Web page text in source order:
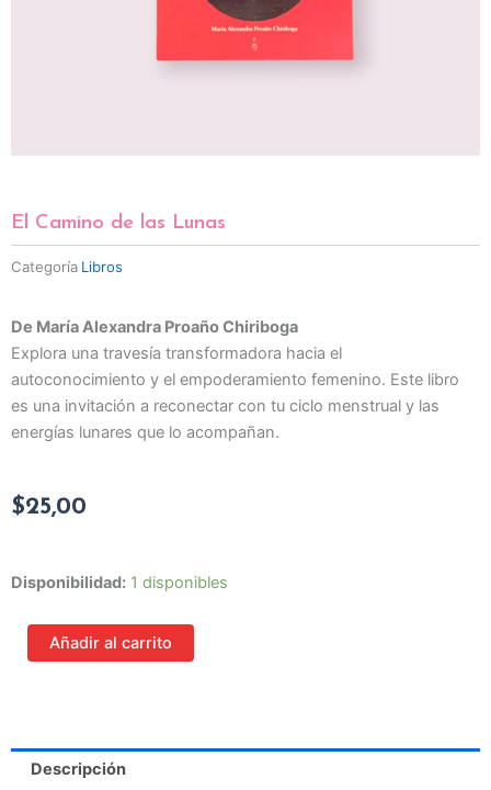
El Camino de las Lunas
Categoría Libros
De María Alexandra Proaño Chiriboga
Explora una travesía transformadora hacia el
autoconocimiento y el empoderamiento femenino. Este libro
es una invitación a reconectar con tu ciclo menstrual y las
energías lunares que lo acompañan.
$25,00
Disponibilidad: 1 disponibles
El
de
Lunas
Añadir al carrito
Descripción